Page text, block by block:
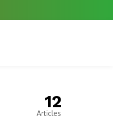
12
Articles